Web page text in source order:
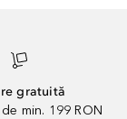
gratuită
min. 199 RON